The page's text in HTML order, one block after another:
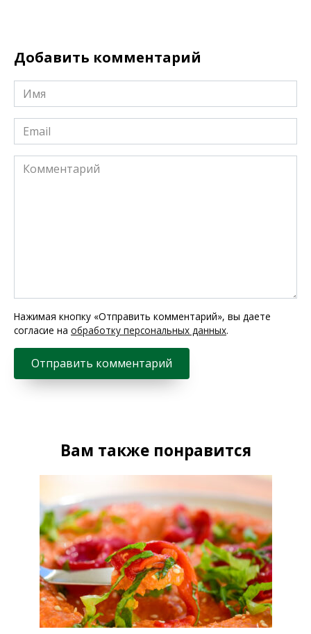
Добавить комментарий
Имя
*
Email
*
Комментарий
Нажимая кнопку «Отправить комментарий», вы даете
согласие на обработку персональных данных.
Вам также понравится